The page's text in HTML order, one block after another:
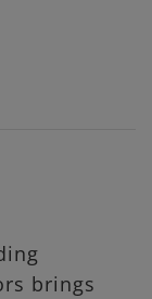
brings